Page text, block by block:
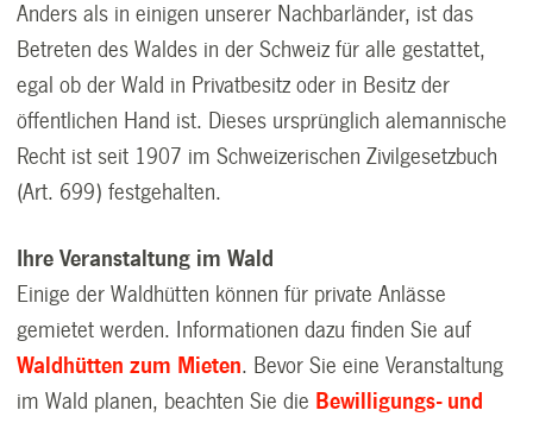
Anders als in einigen unserer Nachbarländer, ist das
Betreten des Waldes in der Schweiz für alle gestattet,
egal ob der Wald in Privatbesitz oder in Besitz der
öffentlichen Hand ist. Dieses ursprünglich alemannische
Recht ist seit 1907 im Schweizerischen Zivilgesetzbuch
(Art. 699) festgehalten.
Ihre Veranstaltung im Wald
Einige der Waldhütten können für private Anlässe
gemietet werden. Informationen dazu finden Sie auf
Waldhütten zum Mieten. Bevor Sie eine Veranstaltung
im Wald planen, beachten Sie die Bewilligungs- und